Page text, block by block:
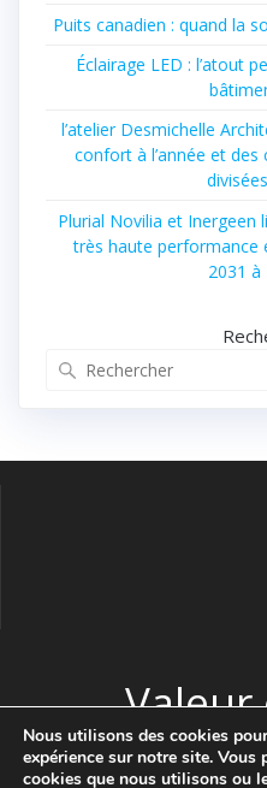
Puits canadien : quand la
Éclairage LED : l’atout
l’atelier Desmichelle
confort à l’année et des
Plurial Novilia et
très haute performance
2031 à
Valeur
© 2026 Valeur énergie.
Nous utilisons des cookies
expérience sur notre site. Vous
cookies que nous utilisons ou